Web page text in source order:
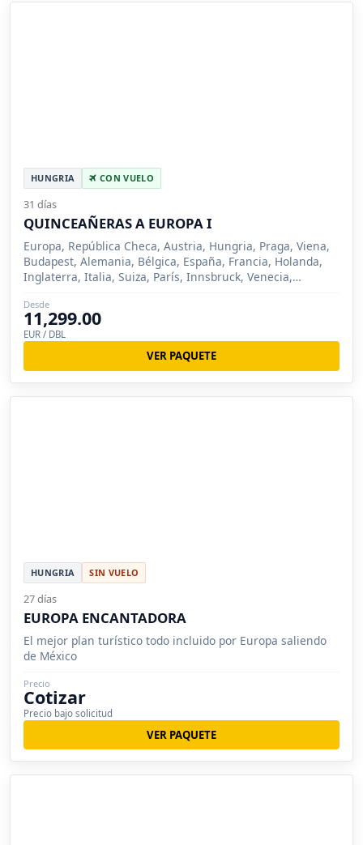
HUNGRIA CON VUELO
31 días
QUINCEAÑERAS A EUROPA I
Europa, República Checa, Austria, Hungria, Praga, Viena,
Budapest, Alemania, Bélgica, España, Francia, Holanda,
Inglaterra, Italia, Suiza, París, Innsbruck, Venecia,
Londres, Brujas, Ámsterdam, Frankfurt, Pisa, Lucerna,
Nuremberg, Siena, Salzburgo
Desde
11,299.00
EUR / DBL
VER PAQUETE
HUNGRIA SIN VUELO
27 días
EUROPA ENCANTADORA
El mejor plan turístico todo incluido por Europa saliendo
de México
Precio
Cotizar
Precio bajo solicitud
VER PAQUETE